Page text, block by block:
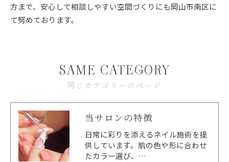
方まで、安心して相談しやすい空間づくりにも岡山市南区に
て努めております。
同じカテゴリーのページ
SAME CATEGORY
当サロンの特徴
日常に彩りを添えるネイル施術を提
供しています。肌の色や形に合わせ
たカラー選び、…